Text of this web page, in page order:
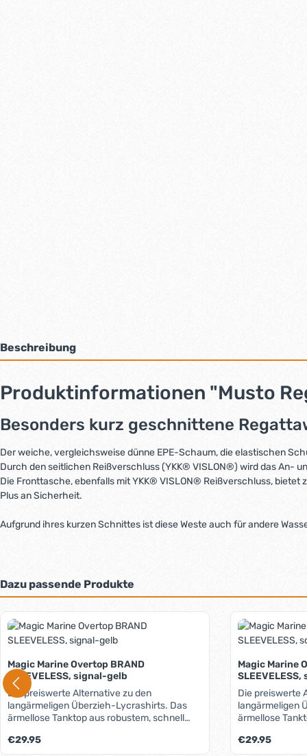
Beschreibung
Produktinformationen "Musto
Besonders kurz geschnittene
Der weiche, vergleichsweise dünne EPE-Schaum, die elastischen
Durch den seitlichen Reißverschluss (YKK® VISLON®) wird das An-
Die Fronttasche, ebenfalls mit YKK® VISLON® Reißverschluss,
Plus an Sicherheit.
Aufgrund ihres kurzen Schnittes ist diese Weste auch für andere
Dazu passende Produkte
Produktgalerie überspringen
Magic Marine Overtop BRAND
SLEEVELESS, signal-gelb
Die preiswerte Alternative zu den
langärmeligen Überzieh-Lycrashirts. Das
ärmellose Tanktop aus robustem, schnell
Schwimmweste und Trapez- oder
Regulärer Preis:
€29.95
Magic Marine
SLEEVELESS,
Die preiswerte
langärmeligen
ärmellose
Regulärer Preis:
€29.95